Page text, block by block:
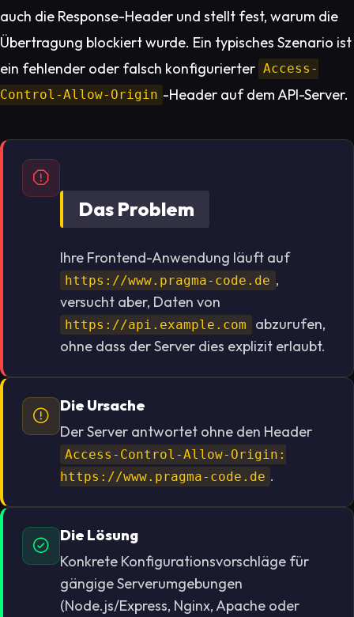
auch die Response-Header und stellt fest, warum die
Übertragung blockiert wurde. Ein typisches Szenario ist
ein fehlender oder falsch konfigurierter Access-
Control-Allow-Origin -Header auf dem API-Server.
Das Problem
Ihre Frontend-Anwendung läuft auf
https://www.pragma-code.de ,
versucht aber, Daten von
https://api.example.com
abzurufen,
ohne dass der Server dies explizit erlaubt.
Die Ursache
Der Server antwortet ohne den Header
Access-Control-Allow-Origin:
https://www.pragma-code.de .
Die Lösung
Konkrete Konfigurationsvorschläge für
gängige Serverumgebungen
(Node.js/Express, Nginx, Apache oder